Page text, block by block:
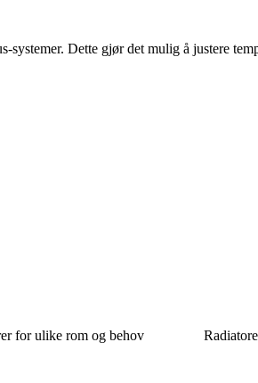
Dette gjør det mulig å justere
for ulike rom og behov